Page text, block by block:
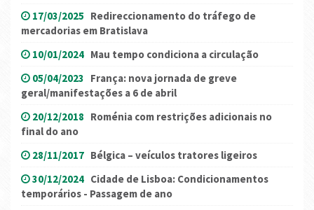
17/03/2025 Redireccionamento do tráfego de
mercadorias em Bratislava
10/01/2024 Mau tempo condiciona a circulação
05/04/2023 França: nova jornada de greve
geral/manifestações a 6 de abril
20/12/2018 Roménia com restrições adicionais no
final do ano
28/11/2017 Bélgica – veículos tratores ligeiros
30/12/2024 Cidade de Lisboa: Condicionamentos
temporários - Passagem de ano